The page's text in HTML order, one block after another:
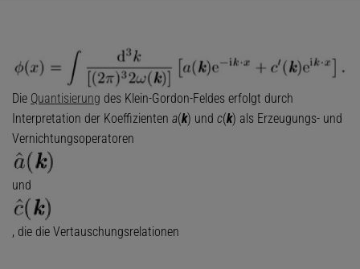
Die Quantisierung des Klein-Gordon-Feldes erfolgt durch
Interpretation der Koeffizienten a(k) und c(k) als Erzeugungs- und
Vernichtungsoperatoren
und
, die die Vertauschungsrelationen